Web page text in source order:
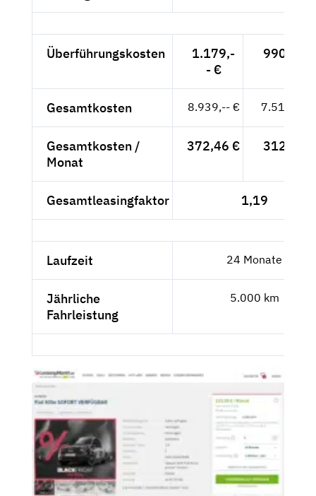
Überführungskosten
1.179,-
- €
990,76 €
Gesamtkosten 8.939,-- € 7.511,76
Gesamtkosten /
Monat
372,46 € 312,99 €
Gesamtleasingfaktor 1,19
Laufzeit 24 Monate
Jährliche
Fahrleistung
5.000 km